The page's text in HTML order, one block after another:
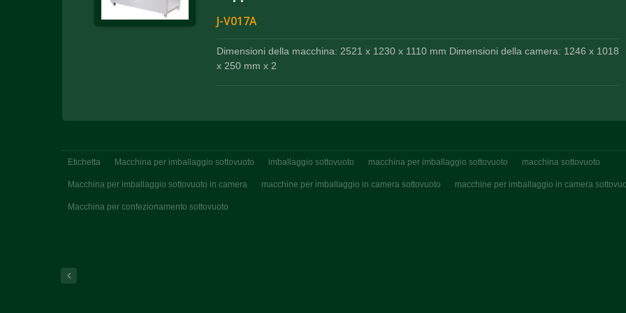
J-V017A
Dimensioni della macchina: 2521 x 1230 x 1110 mm Dimensioni della camera: 1246 x 1018
x 250 mm x 2
Etichetta Macchina per imballaggio sottovuoto imballaggio sottovuoto macchina per imballaggio sottovuoto macchina sottovuoto
Macchina per imballaggio sottovuoto in camera macchine per imballaggio in camera sottovuoto macchine per imballaggio in camera
Macchina per confezionamento sottovuoto